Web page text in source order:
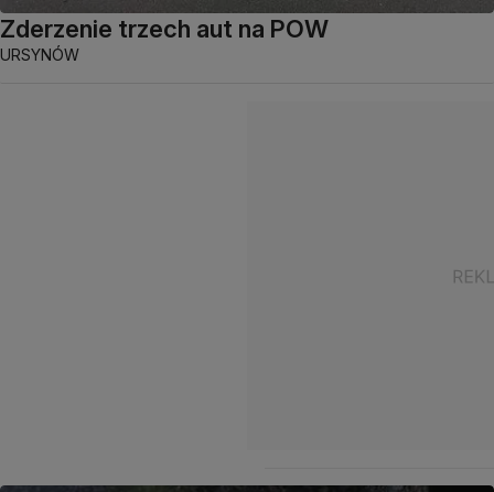
Zderzenie trzech aut na POW
URSYNÓW